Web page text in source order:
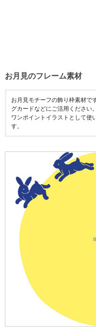
お月見のフレーム素材
お月見モチーフの飾り枠素材で
グカードなどにご活用ください
ワンポイントイラストとして使
す。